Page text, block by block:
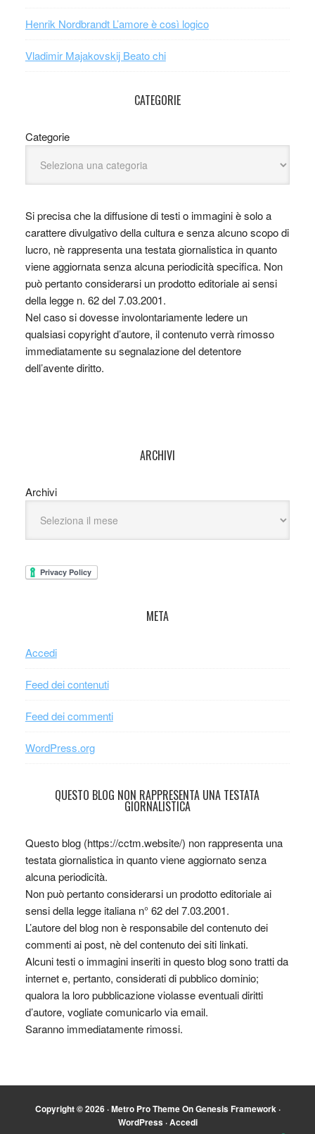
Henrik Nordbrandt L’amore è così logico
Vladimir Majakovskij Beato chi
CATEGORIE
Categorie
Si precisa che la diffusione di testi o immagini è solo a
carattere divulgativo della cultura e senza alcuno scopo di
lucro, nè rappresenta una testata giornalistica in quanto
viene aggiornata senza alcuna periodicità specifica. Non
può pertanto considerarsi un prodotto editoriale ai sensi
della legge n. 62 del 7.03.2001.
Nel caso si dovesse involontariamente ledere un
qualsiasi copyright d’autore, il contenuto verrà rimosso
immediatamente su segnalazione del detentore
dell’avente diritto.
ARCHIVI
Archivi
META
Accedi
Feed dei contenuti
Feed dei commenti
WordPress.org
QUESTO BLOG NON RAPPRESENTA UNA TESTATA
GIORNALISTICA
Questo blog (https://cctm.website/) non rappresenta una
testata giornalistica in quanto viene aggiornato senza
alcuna periodicità.
Non può pertanto considerarsi un prodotto editoriale ai
sensi della legge italiana n° 62 del 7.03.2001.
L’autore del blog non è responsabile del contenuto dei
commenti ai post, nè del contenuto dei siti linkati.
Alcuni testi o immagini inseriti in questo blog sono tratti da
internet e, pertanto, considerati di pubblico dominio;
qualora la loro pubblicazione violasse eventuali diritti
d’autore, vogliate comunicarlo via email.
Saranno immediatamente rimossi.
Copyright © 2026 ·Metro Pro ThemeOnGenesis Framework·
WordPress·Accedi